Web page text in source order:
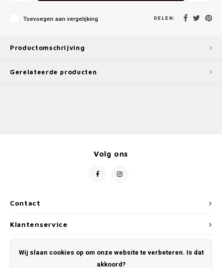
Toevoegen aan vergelijking DELEN:
Productomschrijving
Gerelateerde producten
Contact
Volg ons
Klantenservice
Wij slaan cookies op om onze website te verbeteren. Is dat
akkoord?